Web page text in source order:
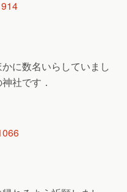
に数名いらしていまし
社です．